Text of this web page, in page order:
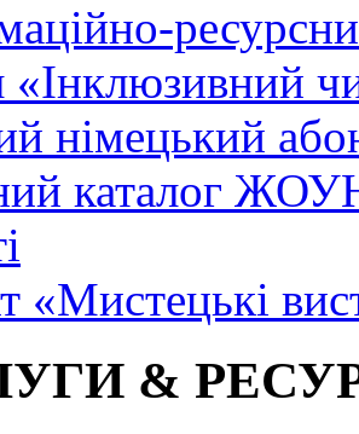
німецький
каталог
«Мистецькі
&